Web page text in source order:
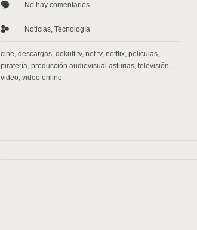
No hay comentarios
Noticias, Tecnología
cine, descargas, dokult tv, net tv, netflix, películas,
piratería, producción audiovisual asturias, televisión,
video, video online